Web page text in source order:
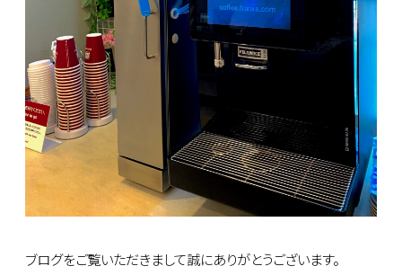
ブログをご覧いただきまして誠にありがとうございます。